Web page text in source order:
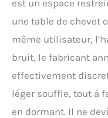
est un espace
une table de chevet
même utilisateur,
bruit, le fabricant
effectivement
léger souffle, tout à
en dormant. Il ne